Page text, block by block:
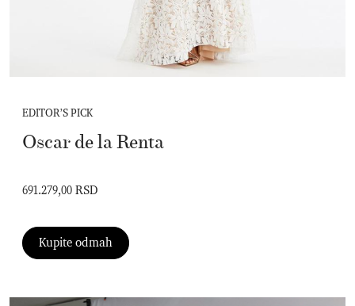
EDITOR’S PICK
Oscar de la Renta
691.279,00 RSD
Kupite odmah